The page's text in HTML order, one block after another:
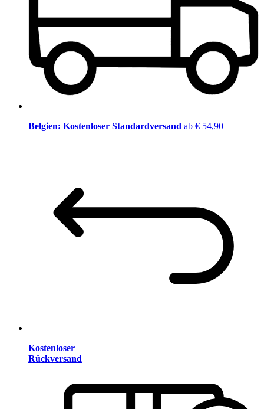
Belgien: Kostenloser Standardversand ab € 54,90
Kostenloser
Rückversand